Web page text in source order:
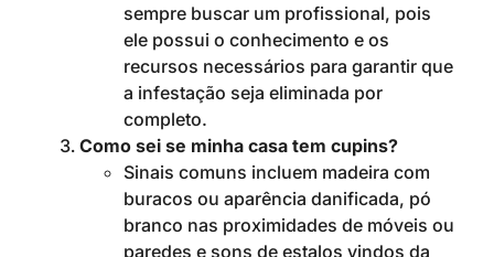
sempre buscar um profissional, pois
ele possui o conhecimento e os
recursos necessários para garantir que
a infestação seja eliminada por
completo.
Como sei se minha casa tem cupins?
Sinais comuns incluem madeira com
buracos ou aparência danificada, pó
branco nas proximidades de móveis ou
paredes e sons de estalos vindos da